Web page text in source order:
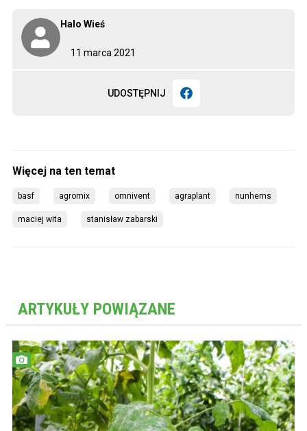
11 marca 2021
Halo Wieś
UDOSTĘPNIJ
basf agromix omnivent agraplant nunhems
maciej wita stanisław zabarski
ARTYKUŁY POWIĄZANE